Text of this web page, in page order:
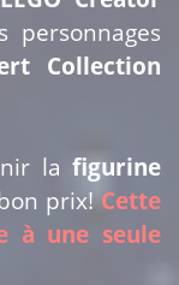
personnages
Collection
la figurine
prix!Cette
à une seule